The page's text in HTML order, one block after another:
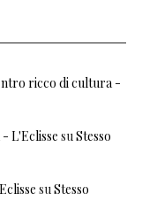
ricco di cultura -
L'Eclisse suStesso
suStesso